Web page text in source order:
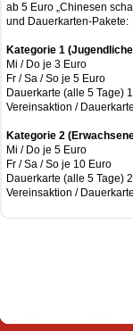
ab 5 Euro „Chinesen
und Dauerkarten-Pakete:
Kategorie 1
Mi / Do je 3 Euro
Fr / Sa / So je 5 Euro
Dauerkarte (alle 5 Tage)
Vereinsaktion /
Kategorie 2
Mi / Do je 5 Euro
Fr / Sa / So je 10 Euro
Dauerkarte (alle 5 Tage)
Vereinsaktion /